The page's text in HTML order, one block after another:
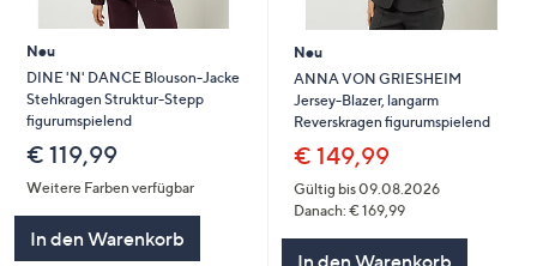
Neu
DINE 'N' DANCE Blouson-Jacke
Stehkragen Struktur-Stepp
figurumspielend
€ 119,99
Weitere Farben verfügbar
In den Warenkorb
Neu
ANNA VON GRIESHEIM
Jersey-Blazer, langarm
Reverskragen figurumspielend
€ 149,99
Gültig bis 09.08.2026
Danach: € 169,99